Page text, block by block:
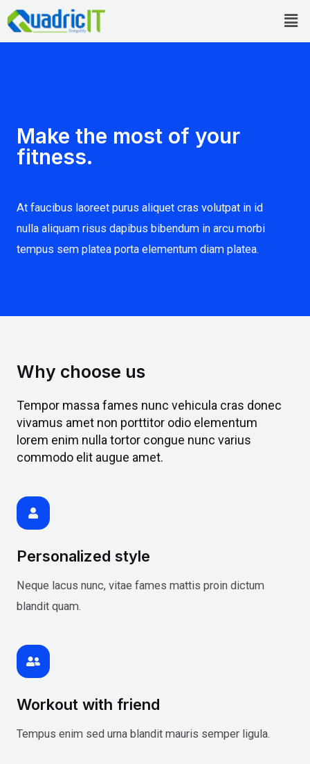
Skip
to
Make the most of your
fitness.
At faucibus laoreet purus aliquet cras volutpat in id
nulla aliquam risus dapibus bibendum in arcu morbi
tempus sem platea porta elementum diam platea.
Why choose us
Tempor massa fames nunc vehicula cras donec
vivamus amet non porttitor odio elementum
lorem enim nulla tortor congue nunc varius
commodo elit augue amet.
Personalized style
Neque lacus nunc, vitae fames mattis proin dictum
blandit quam.
Workout with friend
Tempus enim sed urna blandit mauris semper ligula.